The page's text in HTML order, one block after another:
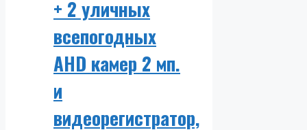
+ 2 уличных
всепогодных
AHD камер 2 мп.
и
видеорегистратор,